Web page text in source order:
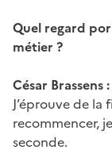
Quel regard
métier ?
César Brassens :
J’éprouve de
recommencer,
seconde.